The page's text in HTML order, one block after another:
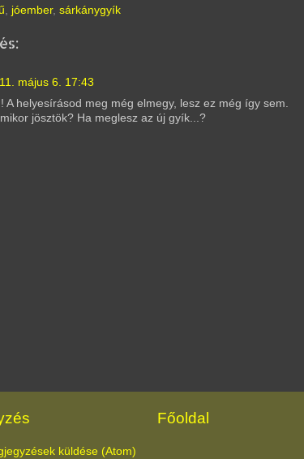
jóember, sárkánygyík
május 6. 17:43
A helyesírásod meg még elmegy, lesz ez még így sem.
jösztök? Ha meglesz az új gyík...?
Főoldal
küldése (Atom)